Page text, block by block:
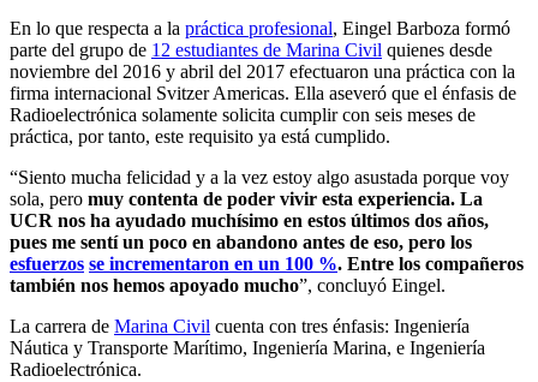
En lo que respecta a la práctica profesional, Eingel Barboza formó
parte del grupo de 12 estudiantes de Marina Civil quienes desde
noviembre del 2016 y abril del 2017 efectuaron una práctica con la
firma internacional Svitzer Americas. Ella aseveró que el énfasis de
Radioelectrónica solamente solicita cumplir con seis meses de
práctica, por tanto, este requisito ya está cumplido.
“Siento mucha felicidad y a la vez estoy algo asustada porque voy
sola, pero muy contenta de poder vivir esta experiencia. La
UCR nos ha ayudado muchísimo en estos últimos dos años,
pues me sentí un poco en abandono antes de eso, pero los
esfuerzos se incrementaron en un 100 %. Entre los compañeros
también nos hemos apoyado mucho”, concluyó Eingel.
La carrera de Marina Civil cuenta con tres énfasis: Ingeniería
Náutica y Transporte Marítimo, Ingeniería Marina, e Ingeniería
Radioelectrónica.